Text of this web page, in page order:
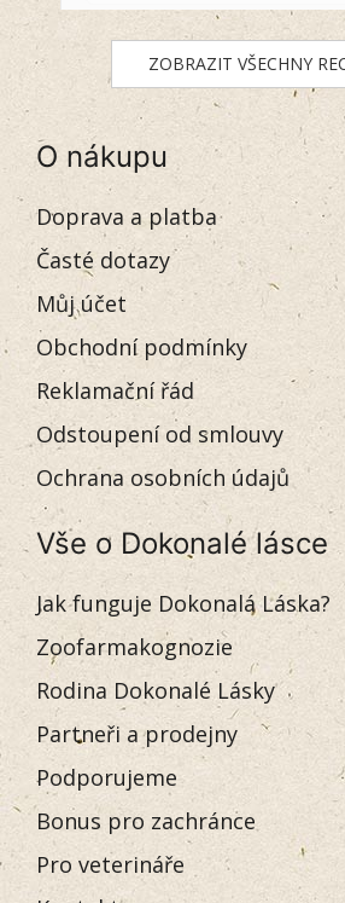
ZOBRAZIT VŠECHNY
O nákupu
Doprava a platba
Časté dotazy
Můj účet
Obchodní podmínky
Reklamační řád
Odstoupení od smlouvy
Ochrana osobních údajů
Vše o Dokonalé lásce
Jak funguje Dokonalá Láska?
Zoofarmakognozie
Rodina Dokonalé Lásky
Partneři a prodejny
Podporujeme
Bonus pro zachránce
Pro veterináře